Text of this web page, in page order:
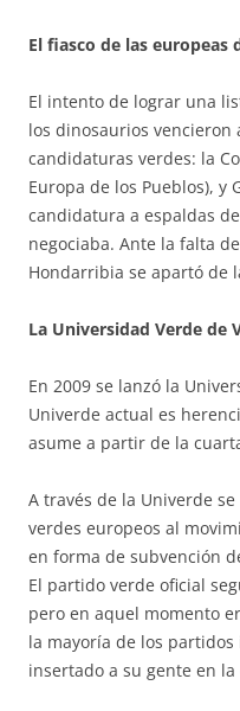
El fiasco de las europeas
El intento de lograr una
los dinosaurios vencieron
candidaturas verdes: la
Europa de los Pueblos), y
candidatura a espaldas
negociaba. Ante la falta
Hondarribia se apartó de
La Universidad Verde de
En 2009 se lanzó la
Univerde actual es
asume a partir de la
A través de la Univerde
verdes europeos al
en forma de subvención
El partido verde oficial
pero en aquel momento
la mayoría de los
insertado a su gente en